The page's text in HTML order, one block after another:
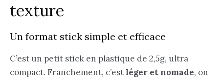
texture
Un format stick simple et efficace
C’est un petit stick en plastique de 2,5g, ultra
compact. Franchement, c’est léger et nomade, on